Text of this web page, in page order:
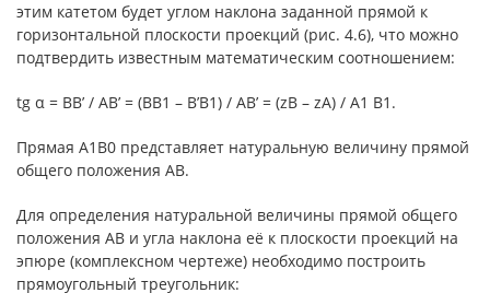
этим катетом будет углом наклона заданной прямой к
горизонтальной плоскости проекций (рис. 4.6), что можно
подтвердить известным математическим соотношением:
tg α = BB’ / AB’ = (BB1 – B’B1) / AB’ = (zB – zA) / A1 B1.
Прямая А1В0 представляет натуральную величину прямой
общего положения АВ.
Для определения натуральной величины прямой общего
положения АВ и угла наклона её к плоскости проекций на
эпюре (комплексном чертеже) необходимо построить
прямоугольный треугольник: